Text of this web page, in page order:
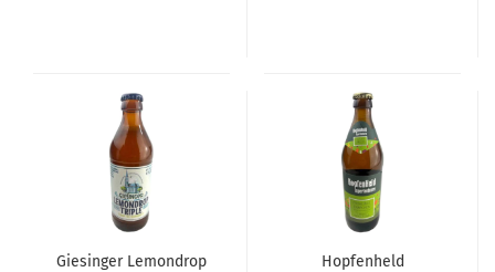
Giesinger Lemondrop
Hopfenheld